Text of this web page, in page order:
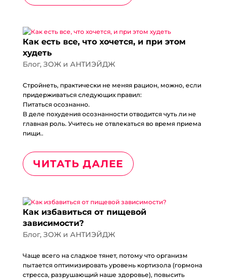
Как есть все, что хочется, и при этом
худеть
Блог, ЗОЖ и АНТИЭЙДЖ
Стройнеть, практически не меняя рацион, можно, если
придерживаться следующих правил:
Питаться осознанно.
В деле похудения осознанности отводится чуть ли не
главная роль. Учитесь не отвлекаться во время приема
пищи..
ЧИТАТЬ ДАЛЕЕ
Как избавиться от пищевой
зависимости?
Блог, ЗОЖ и АНТИЭЙДЖ
Чаще всего на сладкое тянет, потому что организм
пытается оптимизировать уровень кортизола (гормона
стресса, разрушающий наше здоровье), повысить